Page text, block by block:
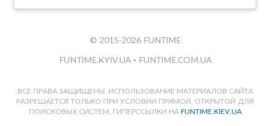
© 2015-2026 FUNTIME
FUNTIME.KYIV.UA • FUNTIME.COM.UA
ВСЕ ПРАВА ЗАЩИЩЕНЫ. ИСПОЛЬЗОВАНИЕ МАТЕРИАЛОВ САЙТА
РАЗРЕШАЕТСЯ ТОЛЬКО ПРИ УСЛОВИИ ПРЯМОЙ, ОТКРЫТОЙ ДЛЯ
ПОИСКОВЫХ СИСТЕМ, ГИПЕРССЫЛКИ НА FUNTIME.KIEV.UA